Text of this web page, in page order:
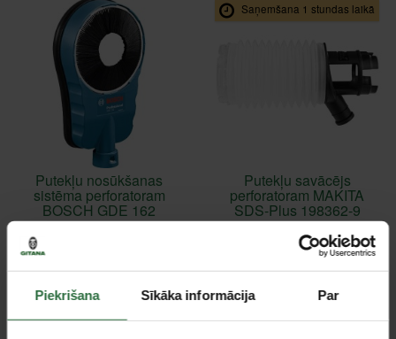
Piekrišana Sīkāka informācija Par
Putekļu nosūkšanas
sistēma perforatoram
BOSCH GDE 162
Saņemšana 1 stundas laikā
Putekļu savācējs
perforatoram MAKITA
SDS-Plus 198362-9
14,81 €